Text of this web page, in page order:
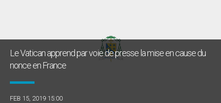
Le Vatican apprend par voie de presse la mise en cause du
nonce en France
FEB 15, 2019 15:00